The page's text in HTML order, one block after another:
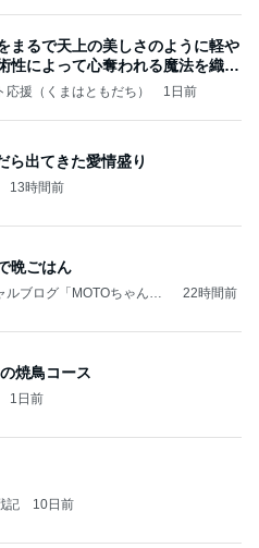
まるで天上の美しさのように軽や
性によって心奪われる魔法を織り
援（くまはともだち） 1日前
ら出てきた愛情盛り
13時間前
晩ごはん
ブログ「MOTOちゃんと
22時間前
焼鳥コース
1日前
記 10日前